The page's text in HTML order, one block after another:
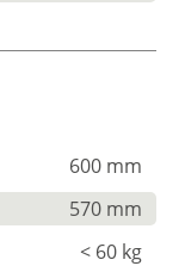
600 mm
570 mm
< 60 kg